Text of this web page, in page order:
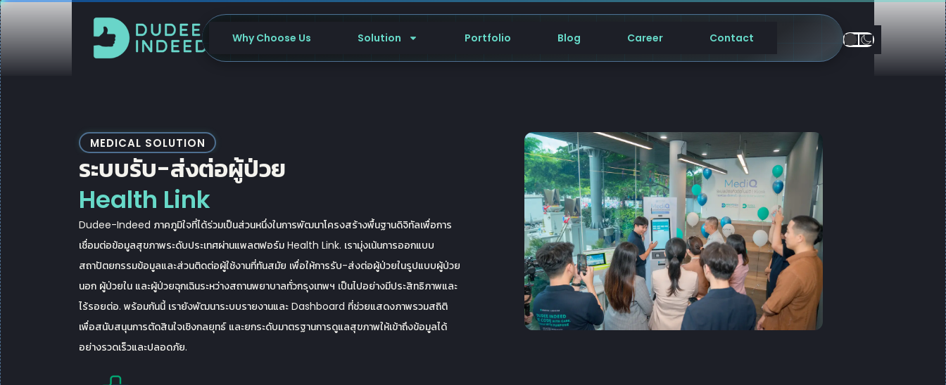
Skip
to
content
Why Choose Us Solution Portfolio Blog Career Contact
MEDICAL SOLUTION
ระบบรับ-ส่งต่อผู้ป่วย
Health Link
Dudee-Indeed ภาคภูมิใจที่ได้ร่วมเป็นส่วนหนึ่งในการพัฒนาโครงสร้างพื้นฐานดิจิทัลเพื่อการ
เชื่อมต่อข้อมูลสุขภาพระดับประเทศผ่านแพลตฟอร์ม Health Link. เรามุ่งเน้นการออกแบบ
สถาปัตยกรรมข้อมูลและส่วนติดต่อผู้ใช้งานที่ทันสมัย เพื่อให้การรับ-ส่งต่อผู้ป่วยในรูปแบบผู้ป่วย
นอก ผู้ป่วยใน และผู้ป่วยฉุกเฉินระหว่างสถานพยาบาลทั่วกรุงเทพฯ เป็นไปอย่างมีประสิทธิภาพและ
ไร้รอยต่อ. พร้อมกันนี้ เรายังพัฒนาระบบรายงานและ Dashboard ที่ช่วยแสดงภาพรวมสถิติ
เพื่อสนับสนุนการตัดสินใจเชิงกลยุทธ์ และยกระดับมาตรฐานการดูแลสุขภาพให้เข้าถึงข้อมูลได้
อย่างรวดเร็วและปลอดภัย.